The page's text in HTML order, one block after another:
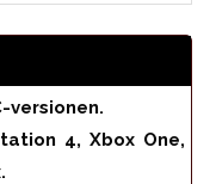
versionen.
4, Xbox One,